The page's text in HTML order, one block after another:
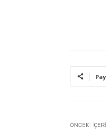
ÖNCEKI